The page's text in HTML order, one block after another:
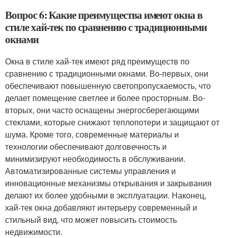
Вопрос 6: Какие преимущества имеют окна в
стиле хай-тек по сравнению с традиционными
окнами
Окна в стиле хай-тек имеют ряд преимуществ по
сравнению с традиционными окнами. Во-первых, они
обеспечивают повышенную светопропускаемость, что
делает помещение светлее и более просторным. Во-
вторых, они часто оснащены энергосберегающими
стеклами, которые снижают теплопотери и защищают от
шума. Кроме того, современные материалы и
технологии обеспечивают долговечность и
минимизируют необходимость в обслуживании.
Автоматизированные системы управления и
инновационные механизмы открывания и закрывания
делают их более удобными в эксплуатации. Наконец,
хай-тек окна добавляют интерьеру современный и
стильный вид, что может повысить стоимость
недвижимости.